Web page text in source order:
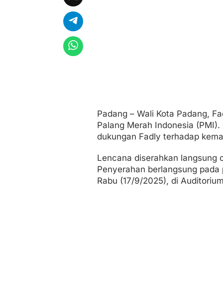
Padang – Wali Kota Padang,
Palang Merah Indonesia
dukungan Fadly terhadap
Lencana diserahkan langsung
Penyerahan berlangsung
Rabu (17/9/2025), di